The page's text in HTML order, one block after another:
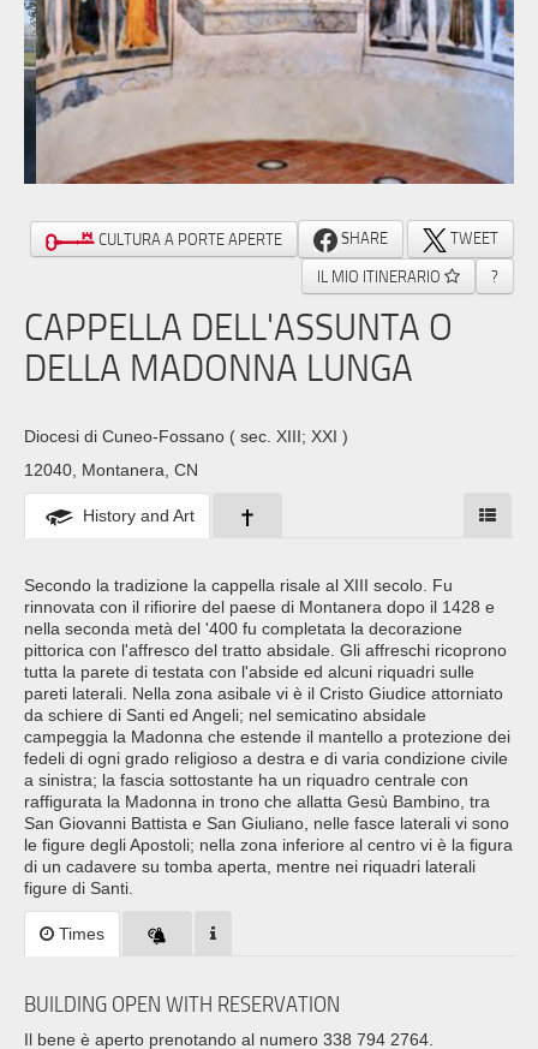
CULTURA A PORTE APERTE SHARE
TWEET
IL MIO ITINERARIO
?
CAPPELLA DELL'ASSUNTA O
DELLA MADONNA LUNGA
Diocesi di Cuneo-Fossano ( sec. XIII; XXI )
12040, Montanera, CN
History and Art
Secondo la tradizione la cappella risale al XIII secolo. Fu
rinnovata con il rifiorire del paese di Montanera dopo il 1428 e
nella seconda metà del '400 fu completata la decorazione
pittorica con l'affresco del tratto absidale. Gli affreschi ricoprono
tutta la parete di testata con l'abside ed alcuni riquadri sulle
pareti laterali. Nella zona asibale vi è il Cristo Giudice attorniato
da schiere di Santi ed Angeli; nel semicatino absidale
campeggia la Madonna che estende il mantello a protezione dei
fedeli di ogni grado religioso a destra e di varia condizione civile
a sinistra; la fascia sottostante ha un riquadro centrale con
raffigurata la Madonna in trono che allatta Gesù Bambino, tra
San Giovanni Battista e San Giuliano, nelle fasce laterali vi sono
le figure degli Apostoli; nella zona inferiore al centro vi è la figura
di un cadavere su tomba aperta, mentre nei riquadri laterali
figure di Santi.
Times
BUILDING OPEN WITH RESERVATION
Il bene è aperto prenotando al numero 338 794 2764.